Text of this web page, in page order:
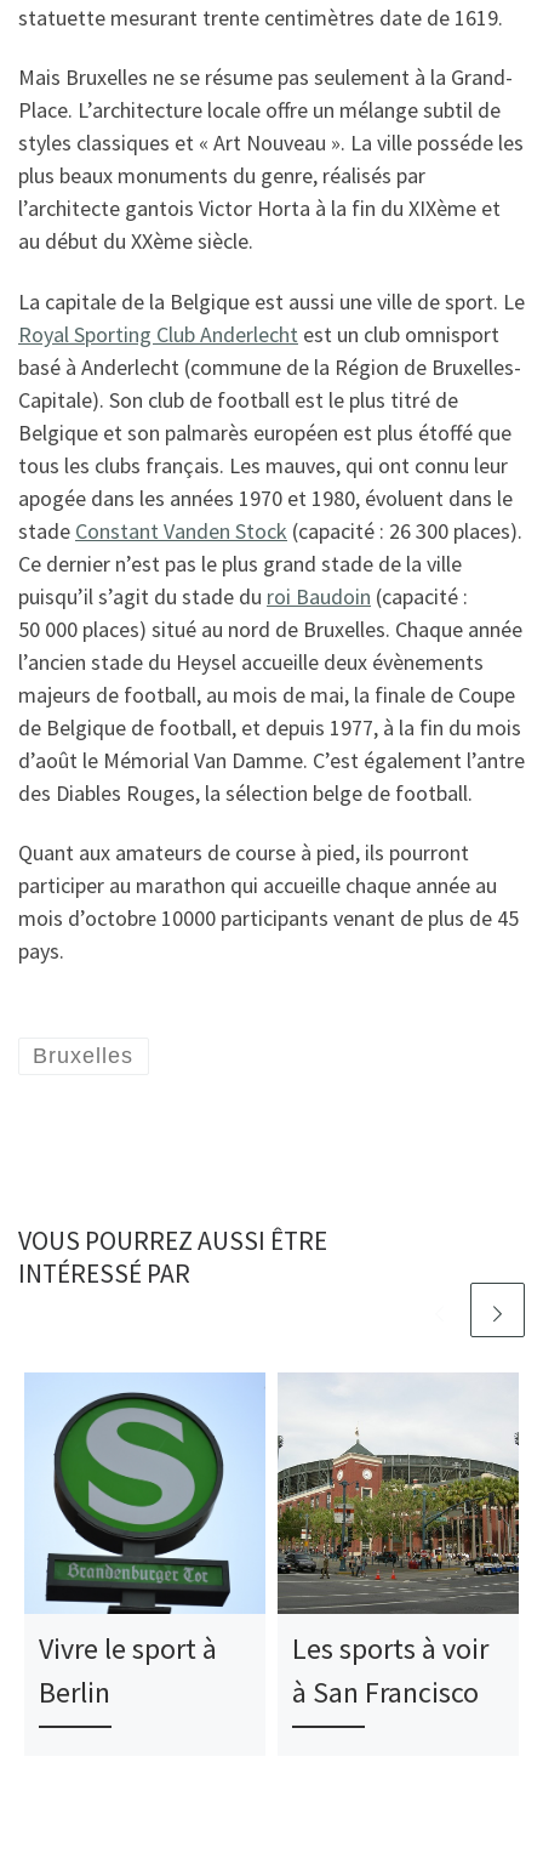
statuette mesurant trente centimètres date de 1619.
Mais Bruxelles ne se résume pas seulement à la Grand-
Place. L’architecture locale offre un mélange subtil de
styles classiques et « Art Nouveau ». La ville posséde les
plus beaux monuments du genre, réalisés par
l’architecte gantois Victor Horta à la fin du XIXème et
au début du XXème siècle.
La capitale de la Belgique est aussi une ville de sport. Le
Royal Sporting Club Anderlecht est un club omnisport
basé à Anderlecht (commune de la Région de Bruxelles-
Capitale). Son club de football est le plus titré de
Belgique et son palmarès européen est plus étoffé que
tous les clubs français. Les mauves, qui ont connu leur
apogée dans les années 1970 et 1980, évoluent dans le
stade Constant Vanden Stock (capacité : 26 300 places).
Ce dernier n’est pas le plus grand stade de la ville
puisqu’il s’agit du stade du roi Baudoin (capacité :
50 000 places) situé au nord de Bruxelles. Chaque année
l’ancien stade du Heysel accueille deux évènements
majeurs de football, au mois de mai, la finale de Coupe
de Belgique de football, et depuis 1977, à la fin du mois
d’août le Mémorial Van Damme. C’est également l’antre
des Diables Rouges, la sélection belge de football.
Quant aux amateurs de course à pied, ils pourront
participer au marathon qui accueille chaque année au
mois d’octobre 10000 participants venant de plus de 45
pays.
Bruxelles
VOUS POURREZ AUSSI ÊTRE
INTÉRESSÉ PAR
Vivre le sport à
Berlin
Les sports à voir
à San Francisco